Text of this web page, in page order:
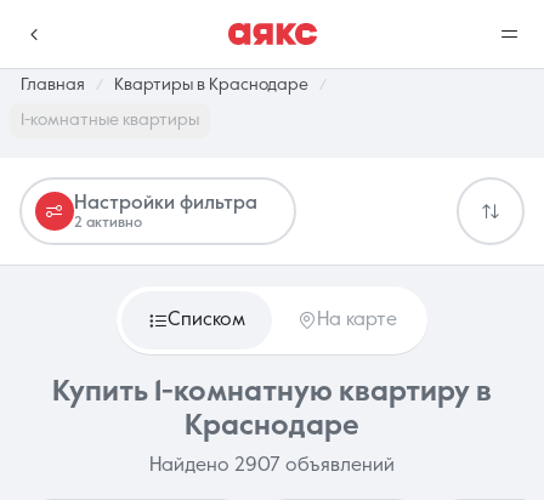
Избранное
0 объявлений 0 объявлений
Недвижимость Услуги
Главная Квартиры в Краснодаре
1-комнатные квартиры
Настройки фильтра
2 активно
Списком На карте
Купить 1-комнатную квартиру в
Краснодаре
Найдено 2907 объявлений